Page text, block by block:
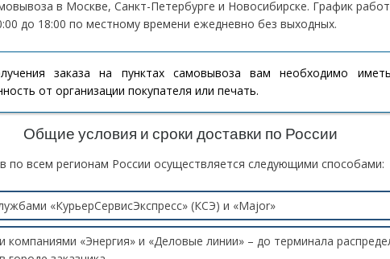
в Москве, Санкт-Петербурге и Новосибирске. График
до 18:00 по местному времени ежедневно без выходных.
заказа на пунктах самовывоза вам необходимо
от организации покупателя или печать.
Общие условия и сроки доставки по России
по всем регионам России осуществляется следующими способами:
«КурьерСервисЭкспресс» (КСЭ) и «Major»
компаниями «Энергия» и «Деловые линии» – до терминала